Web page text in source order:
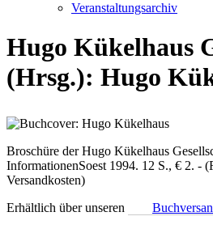
Veranstaltungsarchiv
Hugo Kükelhaus
(Hrsg.): Hugo
Broschüre der Hugo Kükelhaus
InformationenSoest 1994. 12 S., € 2. -
Versandkosten)
Erhältlich über unseren